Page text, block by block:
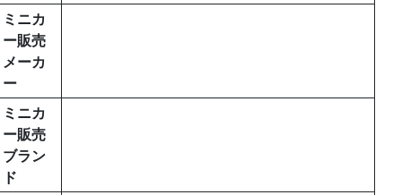
ミニカ
ー販売
メーカ
ー
ミニカ
ー販売
ブラン
ド